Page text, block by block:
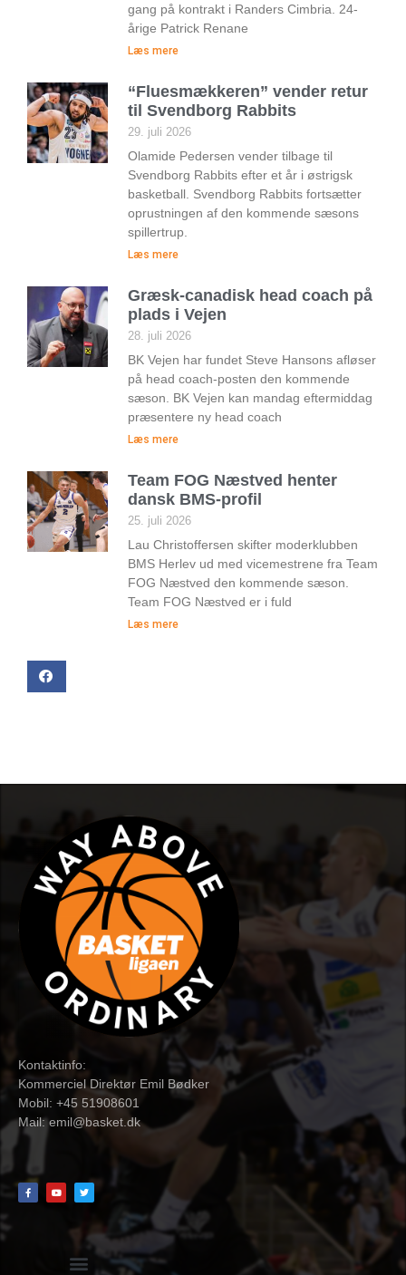
gang på kontrakt i Randers Cimbria. 24-
årige Patrick Renane
Læs mere
“Fluesmækkeren” vender retur
til Svendborg Rabbits
29. juli 2026
Olamide Pedersen vender tilbage til
Svendborg Rabbits efter et år i østrigsk
basketball. Svendborg Rabbits fortsætter
oprustningen af den kommende sæsons
spillertrup.
Læs mere
Græsk-canadisk head coach på
plads i Vejen
28. juli 2026
BK Vejen har fundet Steve Hansons afløser
på head coach-posten den kommende
sæson. BK Vejen kan mandag eftermiddag
præsentere ny head coach
Læs mere
Team FOG Næstved henter
dansk BMS-profil
25. juli 2026
Lau Christoffersen skifter moderklubben
BMS Herlev ud med vicemestrene fra Team
FOG Næstved den kommende sæson.
Team FOG Næstved er i fuld
Læs mere
Kontaktinfo:
Kommerciel Direktør Emil Bødker
Mobil: +45 51908601
Mail:emil@basket.dk